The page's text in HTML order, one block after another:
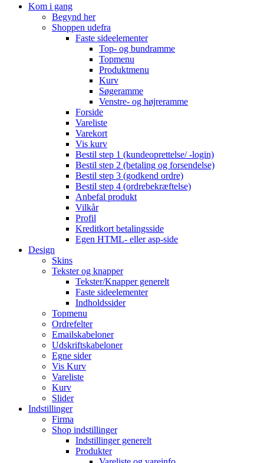
Kom i gang
Begynd her
Shoppen udefra
Faste sideelementer
Top- og bundramme
Topmenu
Produktmenu
Kurv
Søgeramme
Venstre- og højreramme
Forside
Vareliste
Varekort
Vis kurv
Bestil step 1 (kundeoprettelse/ -login)
Bestil step 2 (betaling og forsendelse)
Bestil step 3 (godkend ordre)
Bestil step 4 (ordrebekræftelse)
Anbefal produkt
Vilkår
Profil
Kreditkort betalingsside
Egen HTML- eller asp-side
Design
Skins
Tekster og knapper
Tekster/Knapper generelt
Faste sideelementer
Indholdssider
Topmenu
Ordrefelter
Emailskabeloner
Udskriftskabeloner
Egne sider
Vis Kurv
Vareliste
Kurv
Slider
Indstillinger
Firma
Shop indstillinger
Indstillinger generelt
Produkter